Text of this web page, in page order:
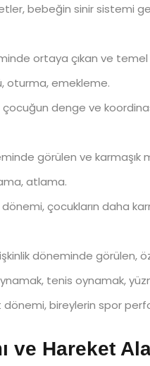
bebeğin sinir sistemi
ortaya çıkan ve
oturma, emekleme.
çocuğun denge ve
görülen ve karmaşık
atlama.
çocukların daha
döneminde görülen,
tenis oynamak,
bireylerin spor
ve Hareket